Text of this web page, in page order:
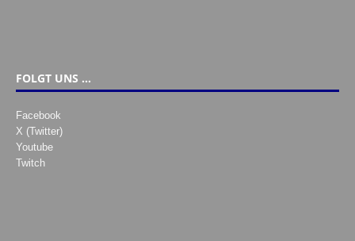
FOLGT UNS …
Facebook
X (Twitter)
Youtube
Twitch